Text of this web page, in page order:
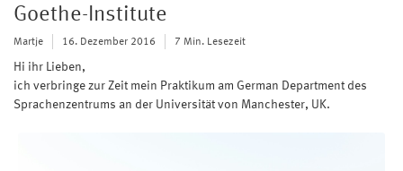
Goethe-Institute
Martje 16. Dezember 2016 7 Min. Lesezeit
Hi ihr Lieben,
ich verbringe zur Zeit mein Praktikum am German Department des
Sprachenzentrums an der Universität von Manchester, UK.